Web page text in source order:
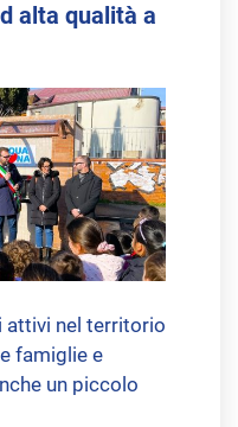
alta qualità a
attivi nel territorio
famiglie e
un piccolo